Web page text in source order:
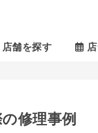
店舗を探す
修理事例